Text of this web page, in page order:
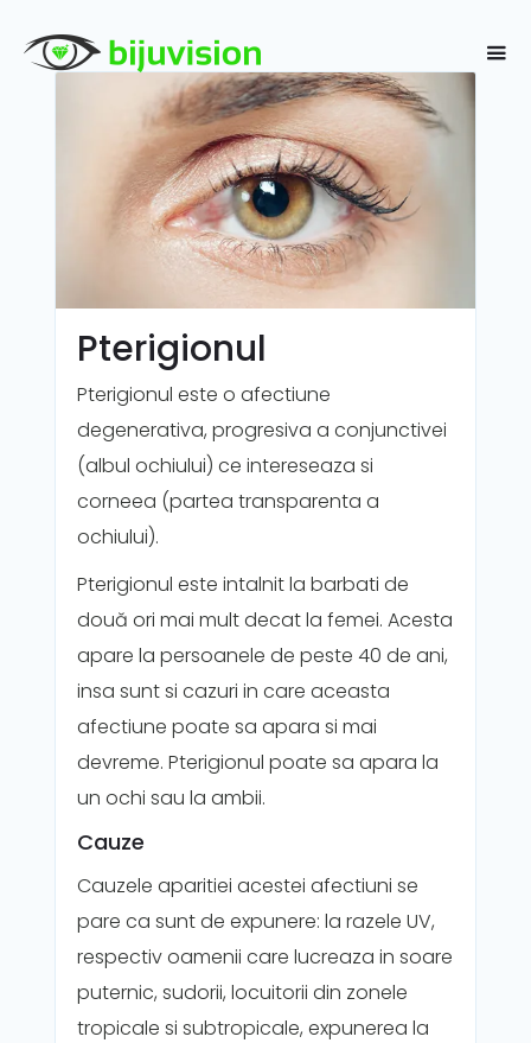
Pterigionul
Pterigionul este o afectiune
degenerativa, progresiva a conjunctivei
(albul ochiului) ce intereseaza si
corneea (partea transparenta a
ochiului).
Pterigionul este intalnit la barbati de
două ori mai mult decat la femei. Acesta
apare la persoanele de peste 40 de ani,
insa sunt si cazuri in care aceasta
afectiune poate sa apara si mai
devreme. Pterigionul poate sa apara la
un ochi sau la ambii.
Cauze
Cauzele aparitiei acestei afectiuni se
pare ca sunt de expunere: la razele UV,
respectiv oamenii care lucreaza in soare
puternic, sudorii, locuitorii din zonele
tropicale si subtropicale, expunerea la